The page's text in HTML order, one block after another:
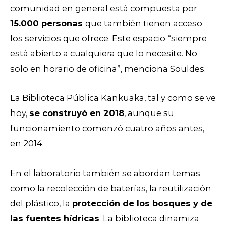
comunidad en general está compuesta por
15.000 personas que también tienen acceso
los servicios que ofrece. Este espacio “siempre
está abierto a cualquiera que lo necesite. No
solo en horario de oficina”, menciona Souldes.
La Biblioteca Pública Kankuaka, tal y como se ve
hoy, se construyó en 2018, aunque su
funcionamiento comenzó cuatro años antes,
en 2014.
En el laboratorio también se abordan temas
como la recolección de baterías, la reutilización
del plástico, la protección de los bosques y de
las fuentes hídricas. La biblioteca dinamiza